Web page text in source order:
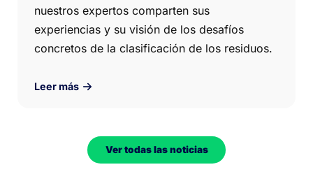
nuestros expertos comparten sus
experiencias y su visión de los desafíos
concretos de la clasificación de los residuos.
Leer más
Ver todas las noticias